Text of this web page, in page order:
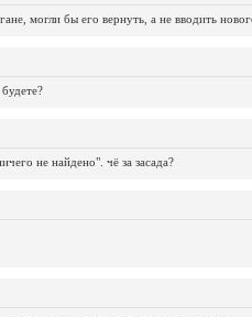
могли бы его вернуть, а не вводить
не найдено". чё за засада?